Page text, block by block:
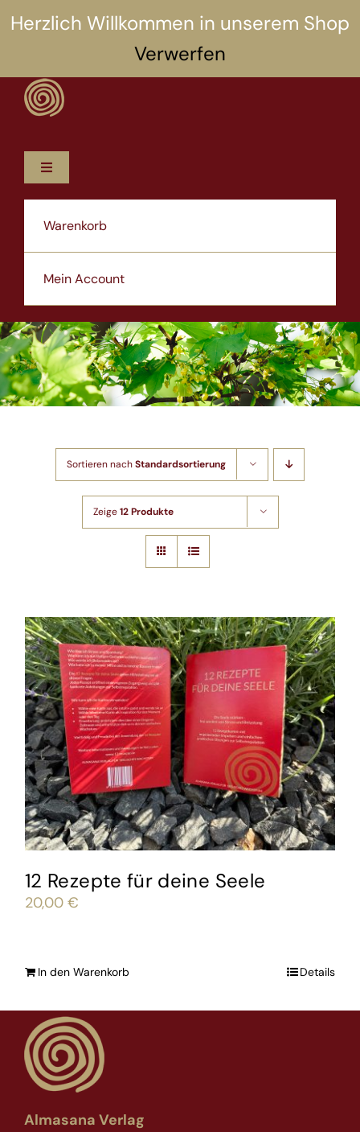
Herzlich Willkommen in unserem Shop
Verwerfen
Inhalt
Toggle
Shop
Warenkorb
Mein Account
Sortieren nachStandardsortierung
Zeige12 Produkte
12 Rezepte für deine Seele
20,00 €
In den Warenkorb Details
Almasana Verlag